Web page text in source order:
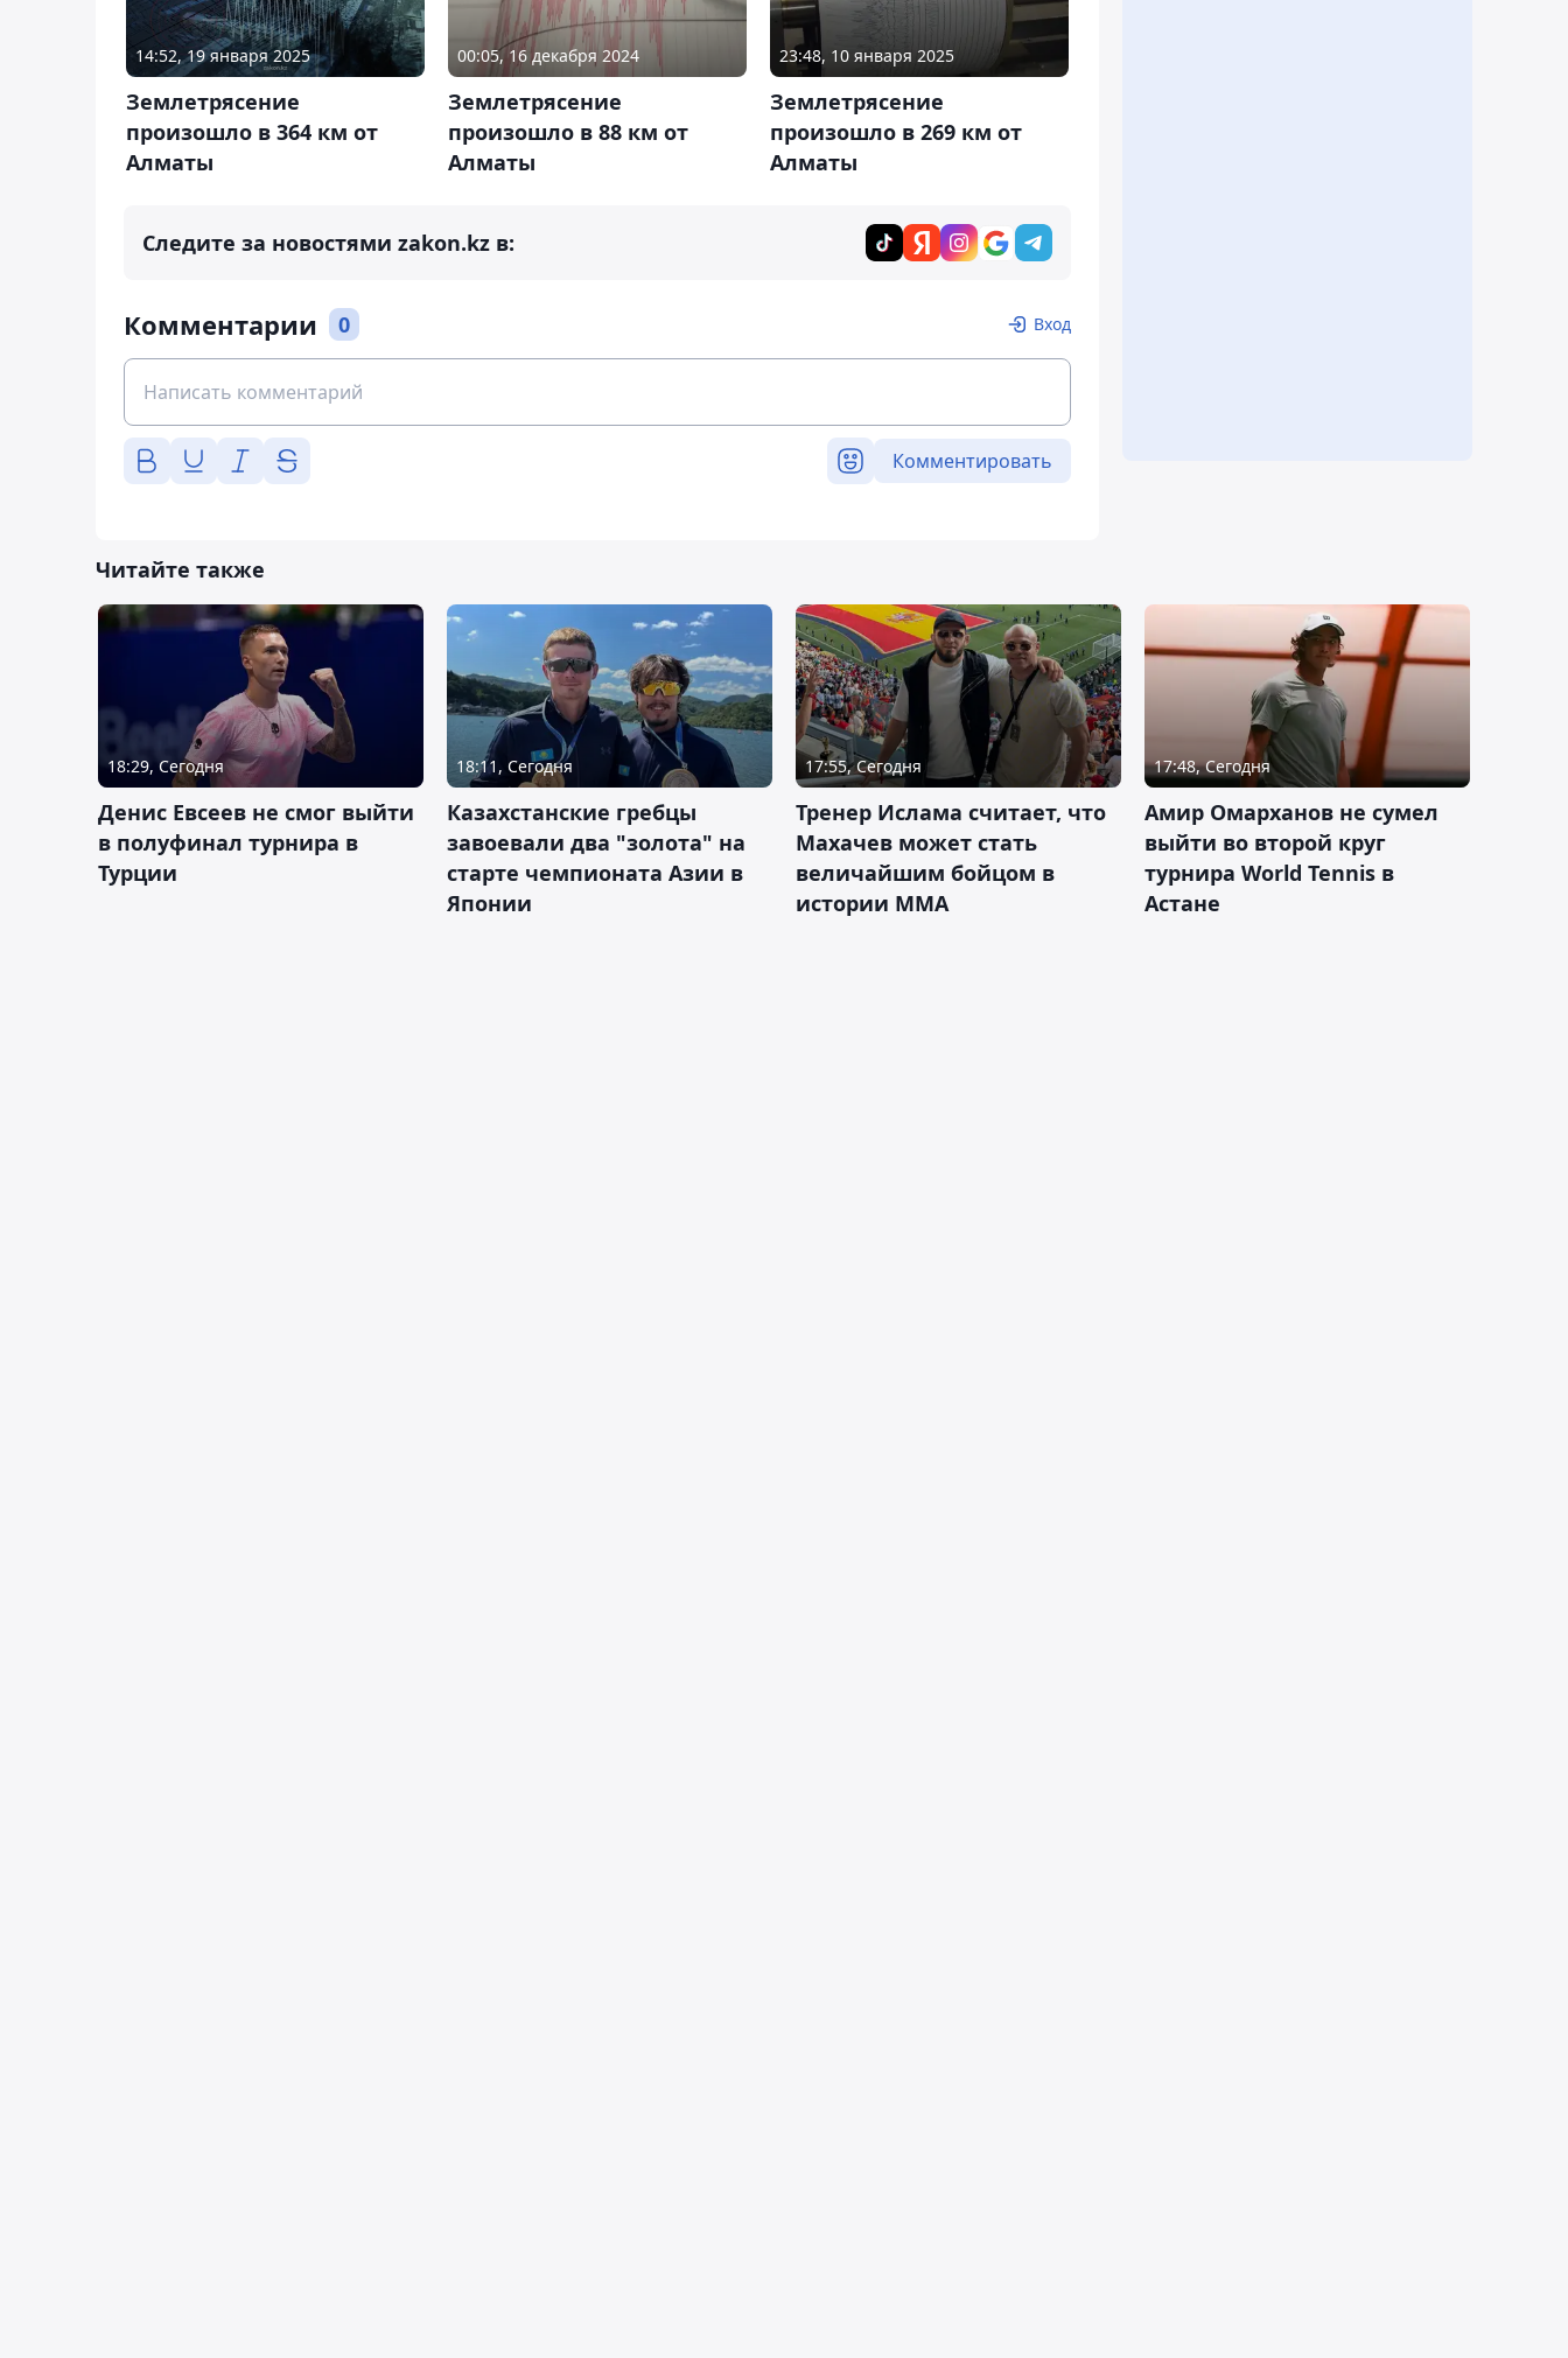
14:52, 19 января 2025
Землетрясение
произошло в 364 км от
Алматы
00:05, 16 декабря 2024
Землетрясение
произошло в 88 км от
Алматы
23:48, 10 января 2025
Землетрясение
произошло в 269 км от
Алматы
Следите за новостями zakon.kz в:
Комментарии 0 Вход
Комментировать
Читайте также
18:29, Сегодня
Денис Евсеев не смог выйти
в полуфинал турнира в
Турции
18:11, Сегодня
Казахстанские гребцы
завоевали два "золота" на
старте чемпионата Азии в
Японии
17:55, Сегодня
Тренер Ислама считает, что
Махачев может стать
величайшим бойцом в
истории ММА
17:48, Сегодня
Амир Омарханов не сумел
выйти во второй круг
турнира World Tennis в
Астане